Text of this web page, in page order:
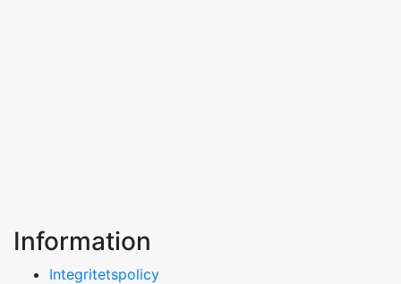
Information
Integritetspolicy